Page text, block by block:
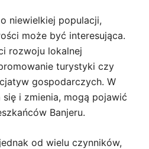
niewielkiej populacji,
może być interesująca.
rozwoju lokalnej
turystyki czy
gospodarczych. W
i zmienia, mogą pojawić
Banjeru.
od wielu czynników,